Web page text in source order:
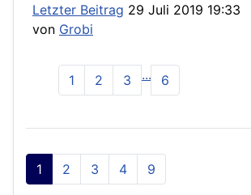
Letzter Beitrag 29 Juli 2019 19:33
von Grobi
1 2 3 ... 6
1 2 3 4 9